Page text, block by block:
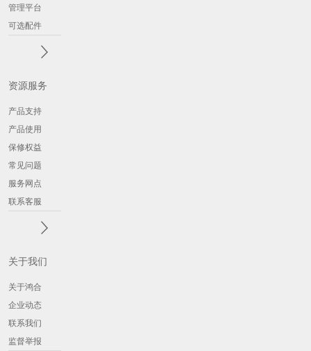
管理平台
可选配件
资源服务
产品支持
产品使用
保修权益
常见问题
服务网点
联系客服
关于我们
关于鸿合
企业动态
联系我们
监督举报